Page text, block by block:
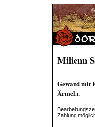
Milienn
Gewand mit
Ärmeln.
Zahlung